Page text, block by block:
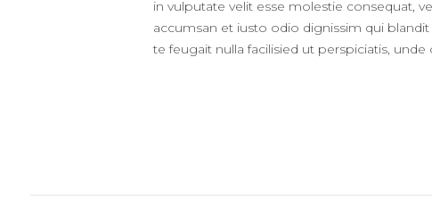
in vulputate velit esse molestie consequat,
accumsan et iusto odio dignissim qui
te feugait nulla facilisied ut perspiciatis,